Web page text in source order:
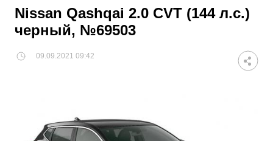
Nissan Qashqai 2.0 CVT (144 л.с.)
черный, №69503
09.09.2021 09:42